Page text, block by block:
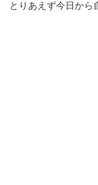
とりあえず今日から